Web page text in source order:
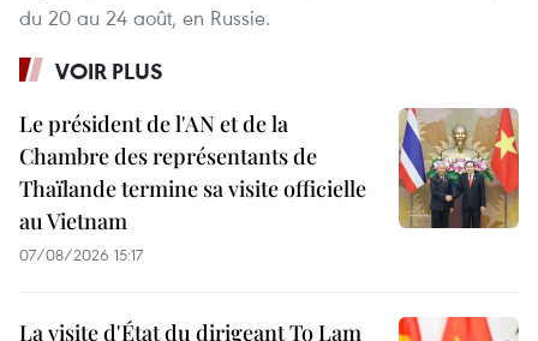
du 20 au 24 août, en Russie.
VOIR PLUS
Le président de l'AN et de la
Chambre des représentants de
Thaïlande termine sa visite officielle
au Vietnam
07/08/2026 15:17
La visite d'État du dirigeant To Lam